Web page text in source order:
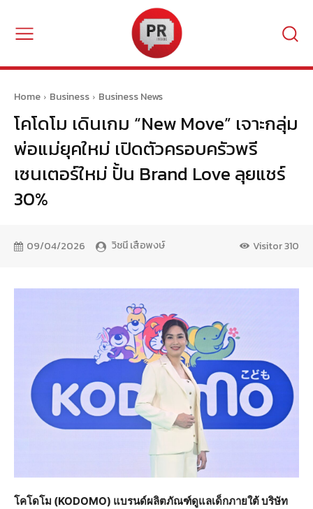
Home Business Business News
โคโดโม เดินเกม “New Move” เจาะกลุ่ม
พ่อแม่ยุคใหม่ เปิดตัวครอบครัวพรี
เซนเตอร์ใหม่ ปั้น Brand Love ลุยแชร์
30%
09/04/2026 วิชนี เสือพงษ์ Visitor310
โคโดโม (KODOMO) แบรนด์ผลิตภัณฑ์ดูแลเด็กภายใต้ บริษัท